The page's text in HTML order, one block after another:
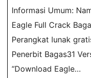
Informasi Umum:
Eagle Full Crack
Perangkat lunak
Penerbit Bagas31
“Download Eagle…